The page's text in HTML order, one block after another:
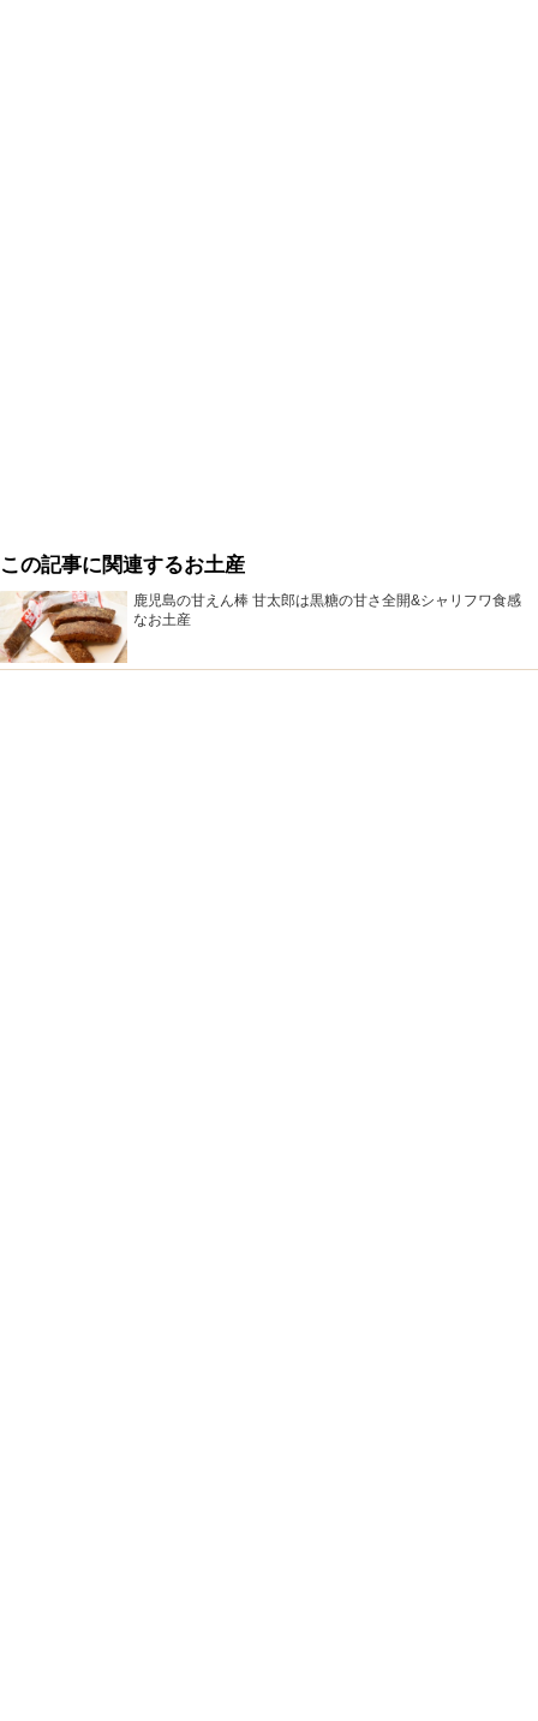
この記事に関連するお土産
鹿児島の甘えん棒 甘太郎は黒糖の甘さ全開&シャリフワ食感
なお土産